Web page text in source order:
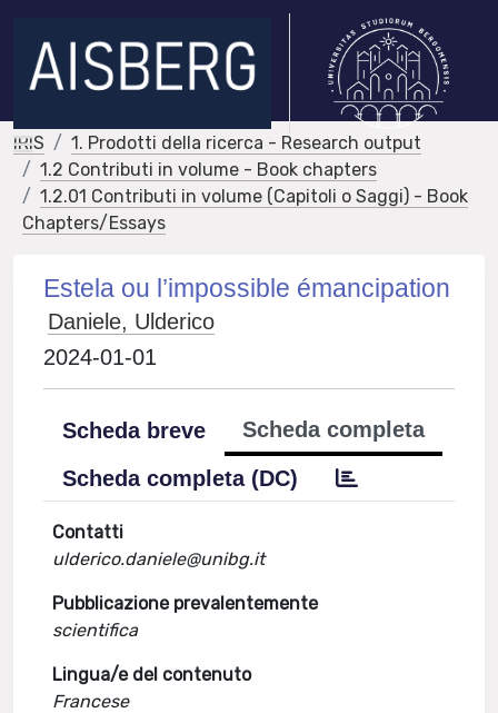
IRIS
1. Prodotti della ricerca - Research output
1.2 Contributi in volume - Book chapters
1.2.01 Contributi in volume (Capitoli o Saggi) - Book
Chapters/Essays
Estela ou l’impossible émancipation
Daniele, Ulderico
2024-01-01
Scheda breve
Scheda completa
Scheda completa (DC)
Contatti
ulderico.daniele@unibg.it
Pubblicazione prevalentemente
scientifica
Lingua/e del contenuto
Francese